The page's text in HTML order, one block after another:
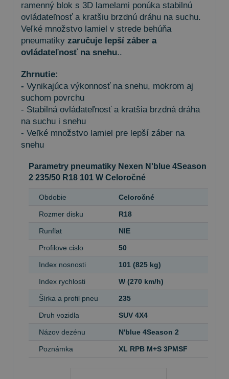
ramenný blok s 3D lamelami ponúka stabilnú
ovládateľnosť a kratšiu brzdnú dráhu na suchu.
Veľké množstvo lamiel v strede behúňa
pneumatiky zaručuje lepší záber a
ovládateľnosť na snehu..
Zhrnutie:
- Vynikajúca výkonnosť na snehu, mokrom aj
suchom povrchu
- Stabilná ovládateľnosť a kratšia brzdná dráha
na suchu i snehu
- Veľké množstvo lamiel pre lepší záber na
snehu
Parametry pneumatiky Nexen N'blue 4Season
2 235/50 R18 101 W Celoročné
Obdobie Celoročné
Rozmer disku R18
Runflat NIE
Profilove cislo 50
Index nosnosti 101 (825 kg)
Index rychlosti W (270 km/h)
Šírka a profil pneu 235
Druh vozidla SUV 4X4
Názov dezénu N'blue 4Season 2
Poznámka XL RPB M+S 3PMSF